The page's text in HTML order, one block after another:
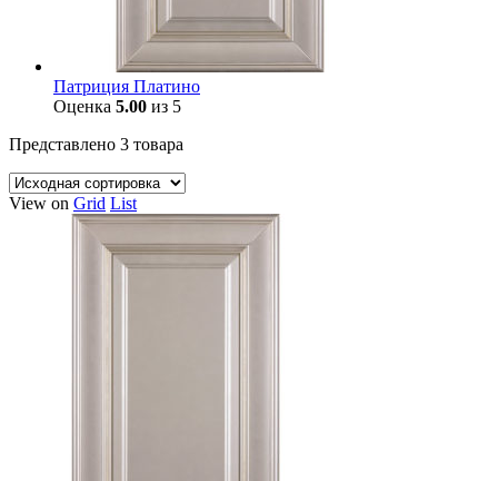
Патриция Платино
Оценка 5.00 из 5
Представлено 3 товара
View on Grid List